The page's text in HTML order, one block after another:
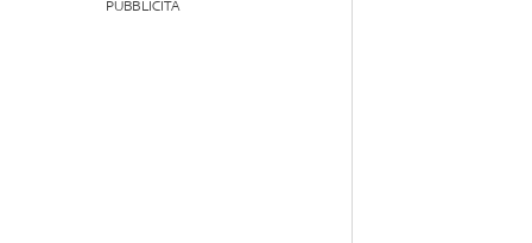
PUBBLICITÀ